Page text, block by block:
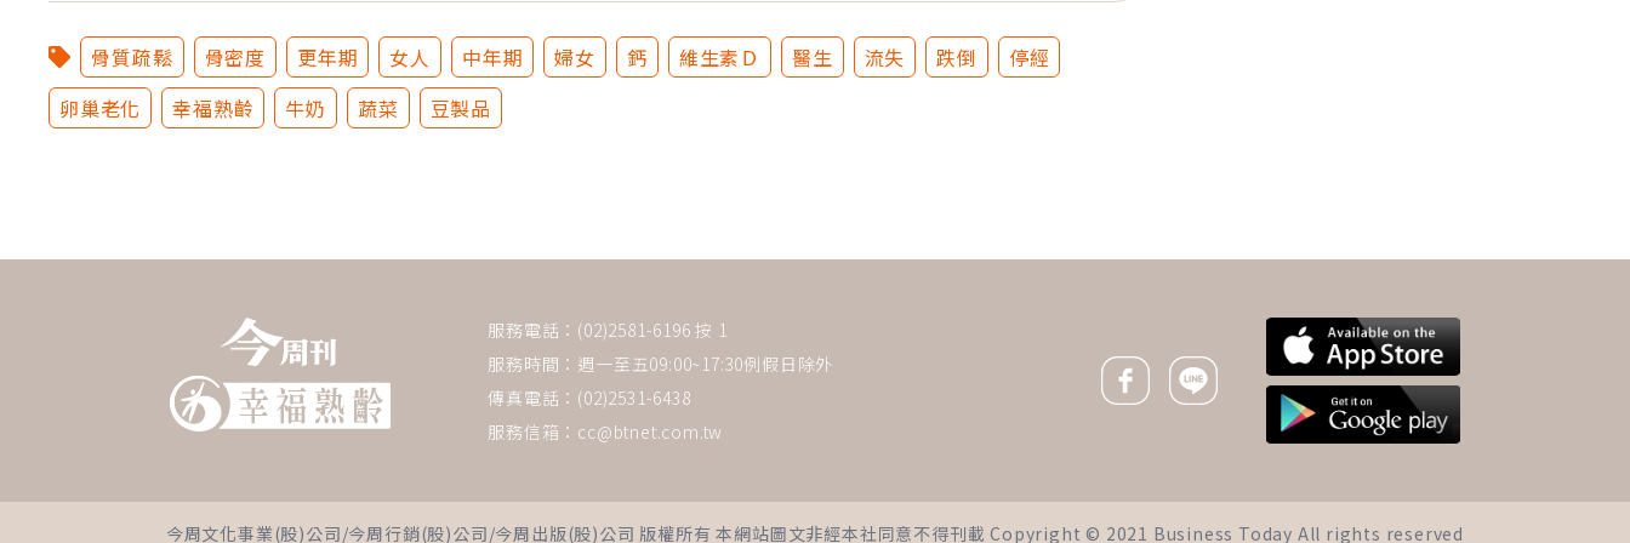
下一則 ＋
期，多吃黃豆、桑椹、芝
麻13食物延緩卵巢老化
骨質疏鬆 骨密度 更年期 女人 中年期 婦女 鈣 維生素Ｄ 醫生 流失 跌倒
停經
卵巢老化
幸福熟齡 牛奶 蔬菜 豆製品
服務電話：(02)2581-6196 按 1
服務時間：週一至五09:00~17:30例假日除外
傳真電話：(02)2531-6438
服務信箱： cc@btnet.com.tw
Facebook icon
Line icon
今周文化事業(股)公司/今周行銷(股)公司/今周出版(股)公司 版權所有 本網站圖文非經本社同意不得刊載 Copyright © 2021 Business Today All rights reserved